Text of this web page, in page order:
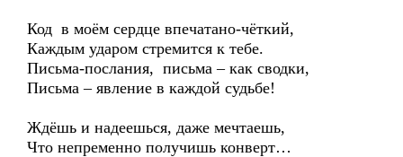
Код в моём сердце впечатано-чёткий,
Каждым ударом стремится к тебе.
Письма-послания, письма – как сводки,
Письма – явление в каждой судьбе!
Ждёшь и надеешься, даже мечтаешь,
Что непременно получишь конверт…